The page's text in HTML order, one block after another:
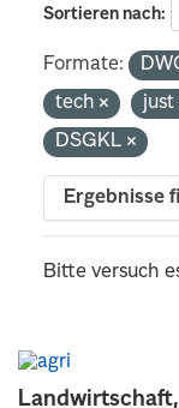
Sortieren nach
Formate:
tech
just
DSGKL
Ergebnisse
Bitte versuch